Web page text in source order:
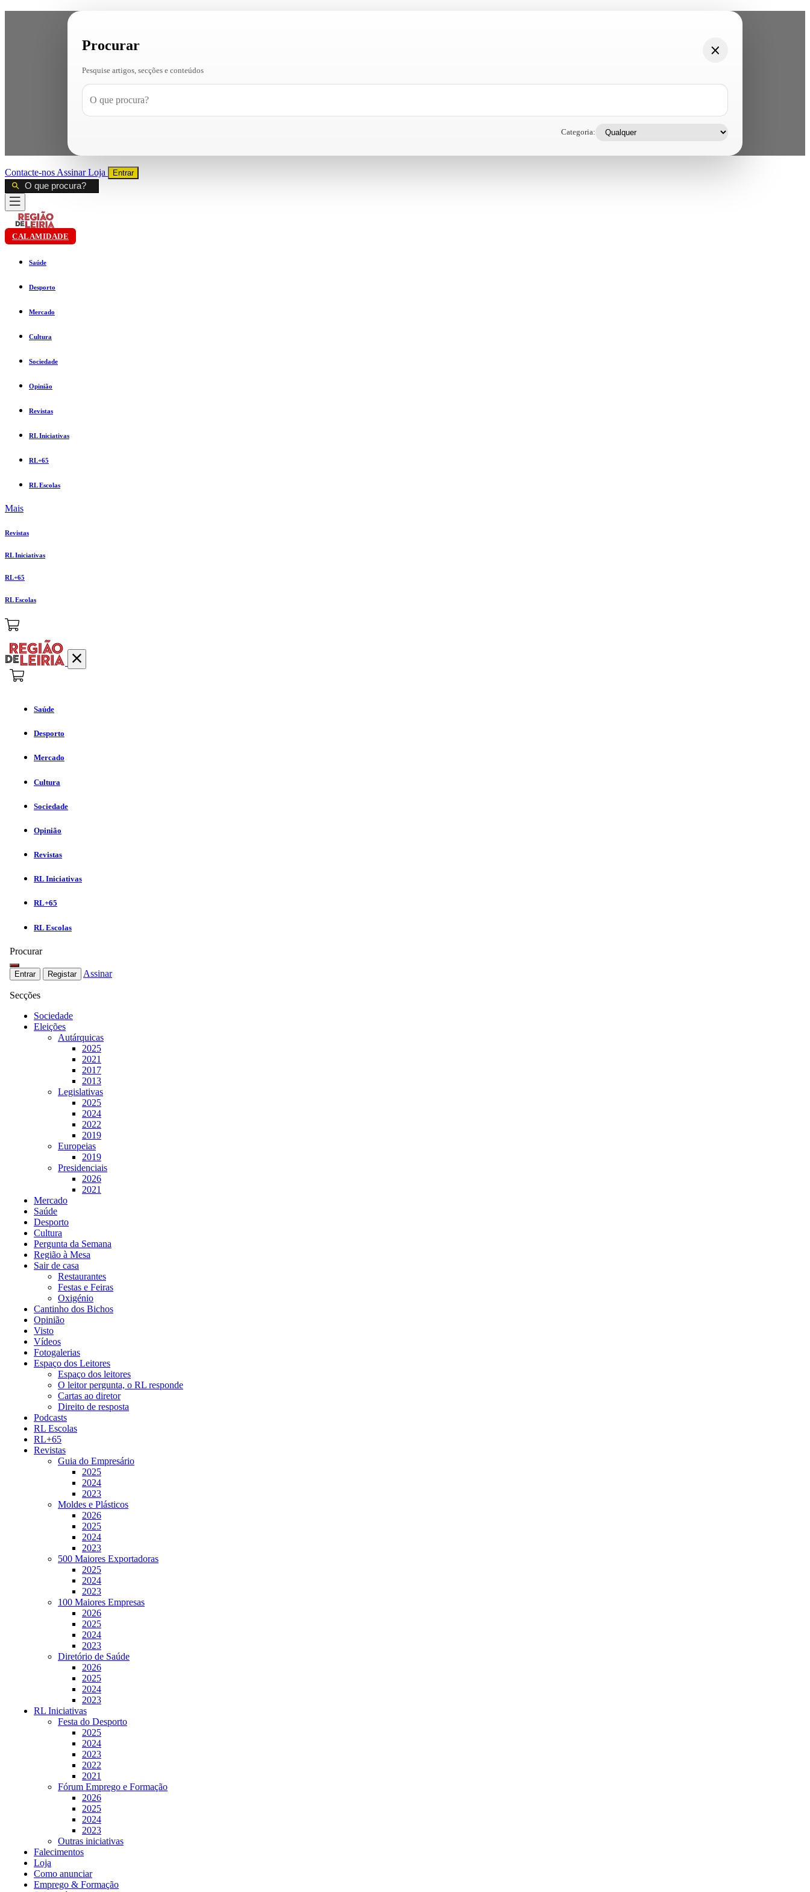
Procurar
Pesquise artigos, secções e conteúdos
Categoria:
Contacte-nos AssinarLoja Entrar
CALAMIDADE
Saúde
Desporto
Mercado
Cultura
Sociedade
Opinião
Revistas
RL Iniciativas
RL+65
RL Escolas
Mais
Revistas
RL Iniciativas
RL+65
RL Escolas
Saúde
Desporto
Mercado
Cultura
Sociedade
Opinião
Revistas
RL Iniciativas
RL+65
RL Escolas
Procurar
Entrar Registar Assinar
Secções
Sociedade
Eleições
Autárquicas
2025
2021
2017
2013
Legislativas
2025
2024
2022
2019
Europeias
2019
Presidenciais
2026
2021
Mercado
Saúde
Desporto
Cultura
Pergunta da Semana
Região à Mesa
Sair de casa
Restaurantes
Festas e Feiras
Oxigénio
Cantinho dos Bichos
Opinião
Visto
Vídeos
Fotogalerias
Espaço dos Leitores
Espaço dos leitores
O leitor pergunta, o RL responde
Cartas ao diretor
Direito de resposta
Podcasts
RL Escolas
RL+65
Revistas
Guia do Empresário
2025
2024
2023
Moldes e Plásticos
2026
2025
2024
2023
500 Maiores Exportadoras
2025
2024
2023
100 Maiores Empresas
2026
2025
2024
2023
Diretório de Saúde
2026
2025
2024
2023
RL Iniciativas
Festa do Desporto
2025
2024
2023
2022
2021
Fórum Emprego e Formação
2026
2025
2024
2023
Outras iniciativas
Falecimentos
Loja
Como anunciar
Emprego & Formação